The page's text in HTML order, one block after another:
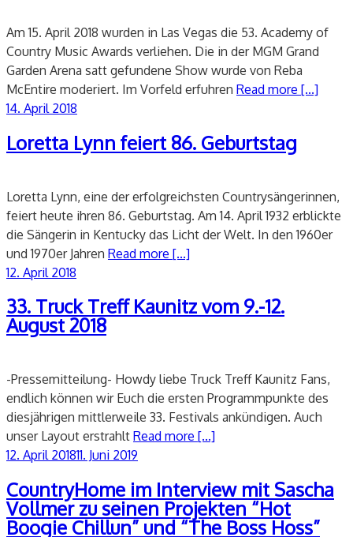
Am 15. April 2018 wurden in Las Vegas die 53. Academy of
Country Music Awards verliehen. Die in der MGM Grand
Garden Arena satt gefundene Show wurde von Reba
McEntire moderiert. Im Vorfeld erfuhren Read more [...]
Veröffentlicht
14. April 2018
Loretta Lynn feiert 86. Geburtstag
Loretta Lynn, eine der erfolgreichsten Countrysängerinnen,
feiert heute ihren 86. Geburtstag. Am 14. April 1932 erblickte
die Sängerin in Kentucky das Licht der Welt. In den 1960er
und 1970er Jahren Read more [...]
Veröffentlicht
12. April 2018
33. Truck Treff Kaunitz vom 9.-12.
August 2018
-Pressemitteilung- Howdy liebe Truck Treff Kaunitz Fans,
endlich können wir Euch die ersten Programmpunkte des
diesjährigen mittlerweile 33. Festivals ankündigen. Auch
unser Layout erstrahlt Read more [...]
Veröffentlicht
12. April 201811. Juni 2019
CountryHome im Interview mit Sascha
Vollmer zu seinen Projekten “Hot
Boogie Chillun” und “The Boss Hoss”